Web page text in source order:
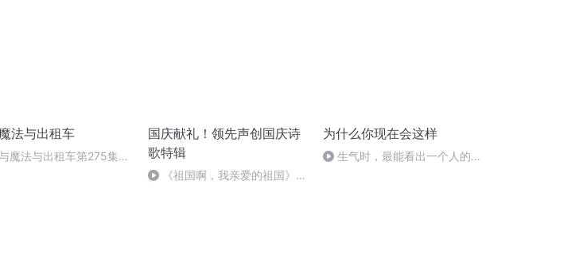
法与出租车
魔法与出租车第275集
国庆献礼！领先声创国庆诗
歌特辑
《祖国啊，我亲爱的祖国》温
为什么你现在会这样
生气时，最能看出一个人的人